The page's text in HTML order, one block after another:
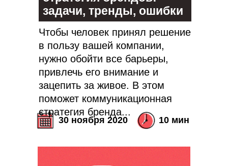
задачи, тренды, ошибки
30 ноября 2020 10 мин
Чтобы человек принял решение
в пользу вашей компании,
нужно обойти все барьеры,
привлечь его внимание и
зацепить за живое. В этом
поможет коммуникационная
стратегия бренда...